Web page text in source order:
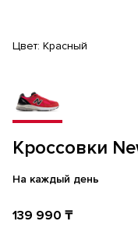
Кроссовки
На каждый день
139 990 ₸
Цвет: Красный